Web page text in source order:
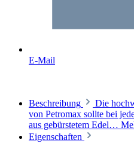
E-Mail
Beschreibung
Die
von Petromax sollte bei
aus gebürstetem Edel…
Eigenschaften